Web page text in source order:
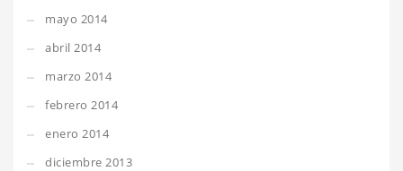
mayo 2014
abril 2014
marzo 2014
febrero 2014
enero 2014
diciembre 2013